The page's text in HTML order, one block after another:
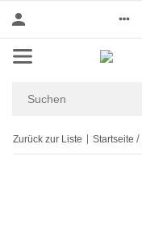
Zurück zur Liste Startseite